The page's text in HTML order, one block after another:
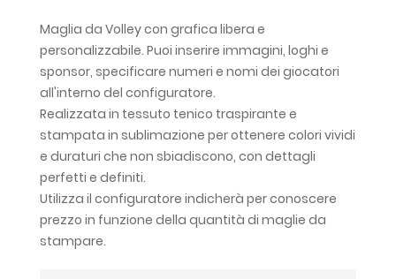
Maglia da Volley con grafica libera e
personalizzabile. Puoi inserire immagini, loghi e
sponsor, specificare numeri e nomi dei giocatori
all'interno del configuratore.
Realizzata in tessuto tenico traspirante e
stampata in sublimazione per ottenere colori vividi
e duraturi che non sbiadiscono, con dettagli
perfetti e definiti.
Utilizza il configuratore indicherà per conoscere
prezzo in funzione della quantità di maglie da
stampare.